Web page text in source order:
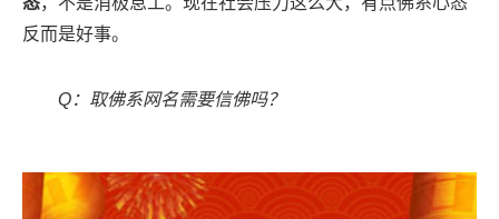
反而是好事。
Q：取佛系网名需要信佛吗？